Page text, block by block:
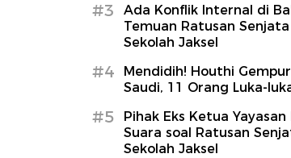
#3
Ada Konflik Internal di
Temuan Ratusan
Sekolah Jaksel
#4
Mendidih! Houthi
Saudi, 11 Orang Luka-
#5
Pihak Eks Ketua Yayasan
Suara soal Ratusan
Sekolah Jaksel